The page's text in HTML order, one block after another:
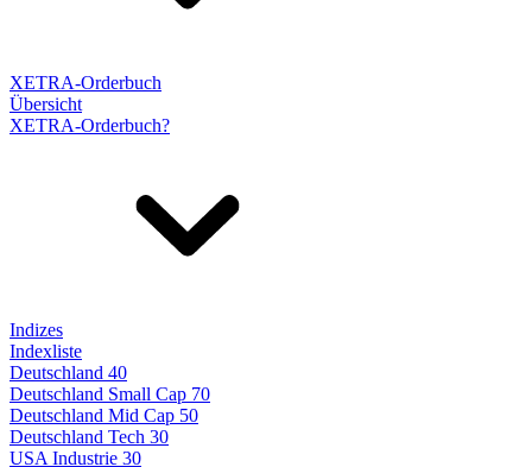
XETRA-Orderbuch
Übersicht
XETRA-Orderbuch?
Indizes
Indexliste
Deutschland 40
Deutschland Small Cap 70
Deutschland Mid Cap 50
Deutschland Tech 30
USA Industrie 30